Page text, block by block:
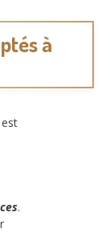
à
.